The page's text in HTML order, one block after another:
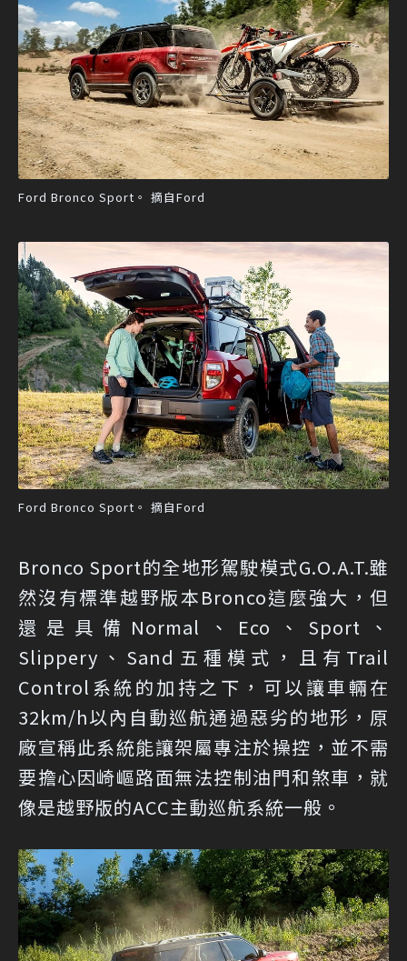
Ford Bronco Sport。 摘自Ford
Ford Bronco Sport。 摘自Ford
Bronco Sport的全地形駕駛模式G.O.A.T.雖
然沒有標準越野版本Bronco這麼強大，但
還是具備Normal、Eco、Sport、
Slippery、Sand五種模式，且有Trail
Control系統的加持之下，可以讓車輛在
32km/h以內自動巡航通過惡劣的地形，原
廠宣稱此系統能讓架屬專注於操控，並不需
要擔心因崎嶇路面無法控制油門和煞車，就
像是越野版的ACC主動巡航系統一般。